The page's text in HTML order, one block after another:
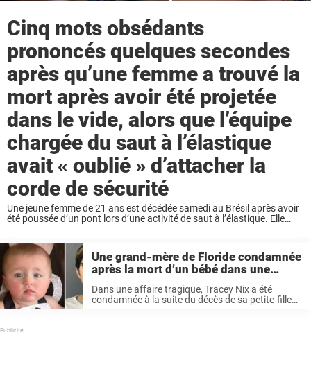
Cinq mots obsédants
prononcés quelques secondes
après qu’une femme a trouvé la
mort après avoir été projetée
dans le vide, alors que l’équipe
chargée du saut à l’élastique
avait « oublié » d’attacher la
corde de sécurité
Une jeune femme de 21 ans est décédée samedi au Brésil après avoir
été poussée d’un pont lors d’une activité de saut à l’élastique. Elle
Une grand-mère de Floride condamnée
après la mort d’un bébé dans une
voiture surchauffée, moins d’un an
après le décès de son autre petit-
enfant
Dans une affaire tragique, Tracey Nix a été
condamnée à la suite du décès de sa petite-fille